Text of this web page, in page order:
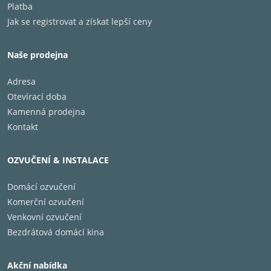
výkon v reálném čase. Můžete plynule upravovat
herní režim a sledovat herní data. Veďte s přesností
a hrajte pro vítězství.
Filmmaker Mode - Sledujte své
filmy tak, jak to zamýšleli filmaři
S režimem Filmmaker Mode sledujcete filmový obsah
Platba
Jak se registrovat a získat lepší ceny
Naše prodejna
Adresa
Otevírací doba
Kamenná prodejna
Kontakt
OZVUČENÍ & INSTALACE
Domácí ozvučení
Komerční ozvučení
Venkovní ozvučení
Bezdrátová domácí kina
Akční nabídka